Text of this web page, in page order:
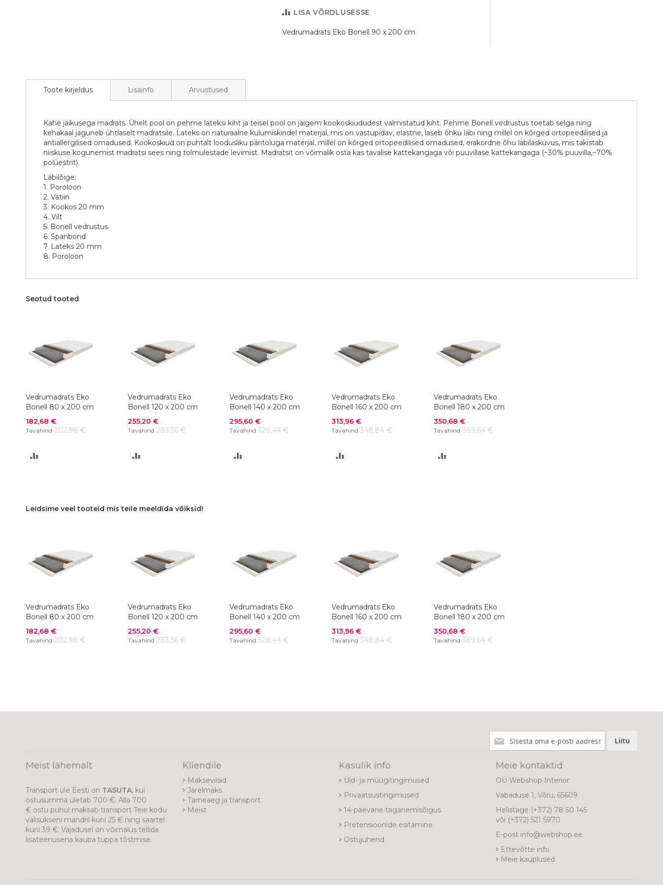
LISA VÕRDLUSESSE
Vedrumadrats Eko Bonell 90 x 200 cm
Toote kirjeldus
Kahe jäikusega madrats. Ühelt pool on pehme lateksi kiht ja teisel pool on jäigem kookoskiududest valmistatud kiht. Pehme Bonell vedrustus toetab selga ning
kehakaal jaguneb ühtlaselt madratsile. Lateks on naturaalne kulumiskindel materjal, mis on vastupidav, elastne, laseb õhku läbi ning millel on kõrged ortopeedilised ja
antiallergilised omadused. Kookoskiud on puhtalt loodusliku päritoluga materjal, millel on kõrged ortopeedilised omadused, erakordne õhu läbilaskuvus, mis takistab
niiskuse kogunemist madratsi sees ning tolmulestade levimist. Madratsit on võimalik osta kas tavalise kattekangaga või puuvillase kattekangaga (~30% puuvilla,~70%
polüestrit).
Läbilõige:
1. Poroloon
2. Vatiin
3. Kookos 20 mm
4. Vilt
5. Bonell vedrustus
6. Spanbond
7. Lateks 20 mm
8. Poroloon
Lisainfo Arvustused
Seotud tooted
Vedrumadrats Eko
Bonell 80 x 200 cm
Soodushind
182,68 €
Tavahind 202,98 €
Vedrumadrats Eko
Bonell 120 x 200 cm
Soodushind
255,20 €
Tavahind 283,56 €
Vedrumadrats Eko
Bonell 140 x 200 cm
Soodushind
295,60 €
Tavahind 328,44 €
Vedrumadrats Eko
Bonell 160 x 200 cm
Soodushind
313,96 €
Tavahind 348,84 €
Vedrumadrats Eko
Bonell 180 x 200 cm
Soodushind
350,68 €
Tavahind 389,64 €
Leidsime veel tooteid mis teile meeldida võiksid!
Vedrumadrats Eko
Bonell 80 x 200 cm
Soodushind
182,68 €
Tavahind 202,98 €
Vedrumadrats Eko
Bonell 120 x 200 cm
Soodushind
255,20 €
Tavahind 283,56 €
Vedrumadrats Eko
Bonell 140 x 200 cm
Soodushind
295,60 €
Tavahind 328,44 €
Vedrumadrats Eko
Bonell 160 x 200 cm
Soodushind
313,96 €
Tavahind 348,84 €
Vedrumadrats Eko
Bonell 180 x 200 cm
Soodushind
350,68 €
Tavahind 389,64 €
meie
Liitu
Meist lähemalt
Transport üle Eesti on TASUTA, kui
ostusumma ületab 700 €. Alla 700
€ ostu puhul maksab transport Teie kodu
välisukseni mandril kuni 25 € ning saartel
kuni 39 €. Vajadusel on võimalus tellida
lisateenusena kauba tuppa tõstmise.
Kliendile
Makseviisid
Järelmaks
Tarneaeg ja transport
Meist
Kasulik info
Üld- ja müügitingimused
Privaatsustingimused
14-päevane taganemisõigus
Pretensioonide esitamine
Ostujuhend
Meie kontaktid
OÜ Webshop Interior
Vabaduse 1, Võru, 65609
Helistage (+372) 78 60 145
või (+372) 521 5970
E-post info@webshop.ee
Ettevõtte info
Meie kauplused